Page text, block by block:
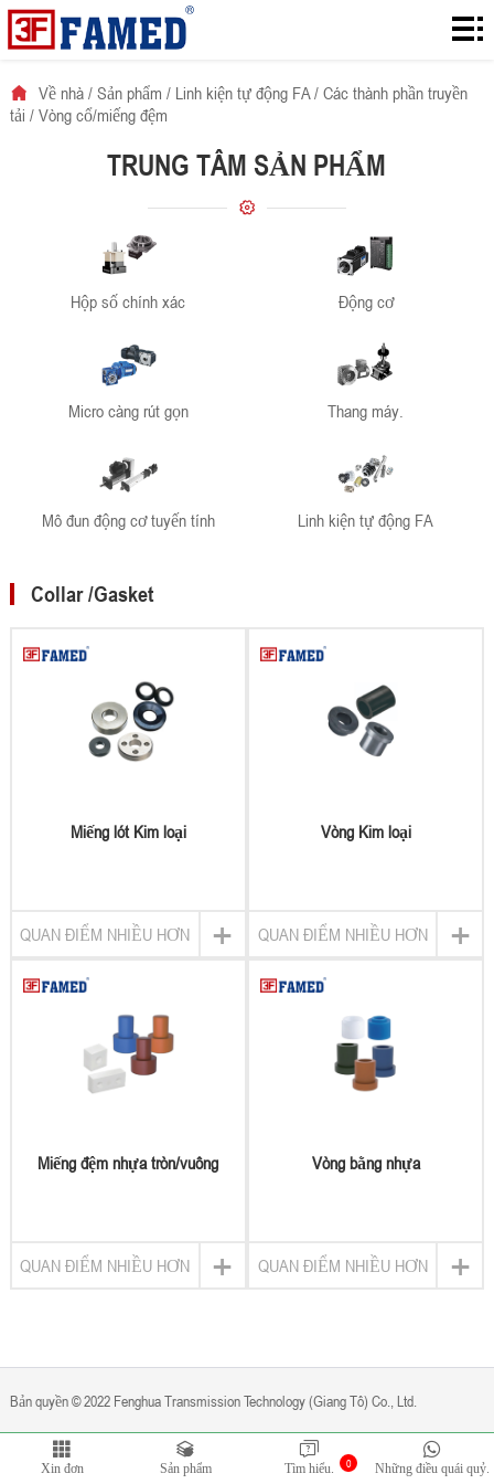
Về
phẩm
Download
Về nhà/ Sản phẩm / Linh kiện tự động FA/ Các thành phần truyền
tải / Vòng cổ/miếng đệm
TRUNG TÂM SẢN PHẨM
Hộp số chính xác Động cơ
Micro càng rút gọn Thang máy.
Mô đun động cơ tuyến tính Linh kiện tự động FA
Collar /Gasket
Miếng lót Kim loại
+
QUAN ĐIỂM NHIỀU HƠN
Vòng Kim loại
+
QUAN ĐIỂM NHIỀU HƠN
Miếng đệm nhựa tròn/vuông
+
QUAN ĐIỂM NHIỀU HƠN
Vòng bằng nhựa
+
QUAN ĐIỂM NHIỀU HƠN
Bản quyền © 2022 Fenghua Transmission Technology (Giang Tô) Co., Ltd.
Chính sách bảo mật được vận hành bởiBontop
Xin đơn Sản phẩm 0
Tìm hiểu. Những điều quái quỷ.